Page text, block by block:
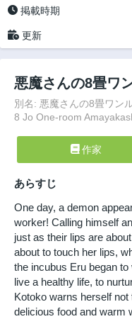
掲載時期
更新
悪魔さんの8畳ワ
別名: 悪魔さんの8畳ワン
8 Jo One-room
作家
あらすじ
One day, a demon
worker! Calling himself
just as their lips are
about to touch her lips,
the incubus Eru began
live a healthy life, to
Kotoko warns herself
delicious food and warm